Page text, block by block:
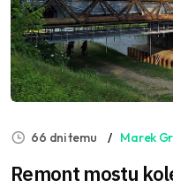
66 dni temu Marek
Remont mostu